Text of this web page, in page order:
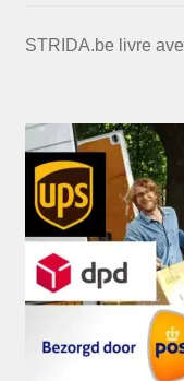
STRIDA.be livre